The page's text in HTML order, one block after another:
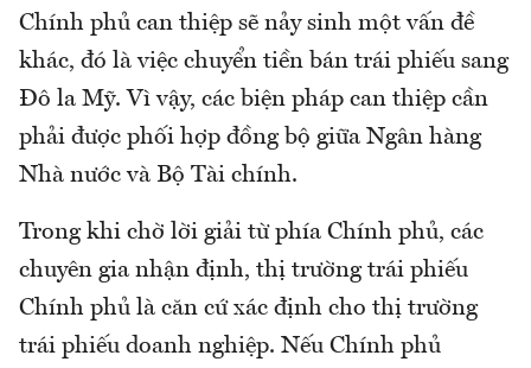
Chính phủ can thiệp sẽ nảy sinh một vấn đề
khác, đó là việc chuyển tiền bán trái phiếu sang
Đô la Mỹ. Vì vậy, các biện pháp can thiệp cần
phải được phối hợp đồng bộ giữa Ngân hàng
Nhà nước và Bộ Tài chính.
Trong khi chờ lời giải từ phía Chính phủ, các
chuyên gia nhận định, thị trường trái phiếu
Chính phủ là căn cứ xác định cho thị trường
trái phiếu doanh nghiệp. Nếu Chính phủ